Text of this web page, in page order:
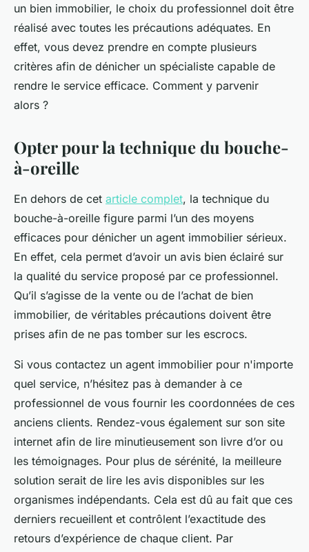
un bien immobilier, le choix du professionnel doit être
réalisé avec toutes les précautions adéquates. En
effet, vous devez prendre en compte plusieurs
critères afin de dénicher un spécialiste capable de
rendre le service efficace. Comment y parvenir
alors ?
Opter pour la technique du bouche-
à-oreille
En dehors de cet article complet, la technique du
bouche-à-oreille figure parmi l’un des moyens
efficaces pour dénicher un agent immobilier sérieux.
En effet, cela permet d’avoir un avis bien éclairé sur
la qualité du service proposé par ce professionnel.
Qu’il s’agisse de la vente ou de l’achat de bien
immobilier, de véritables précautions doivent être
prises afin de ne pas tomber sur les escrocs.
Si vous contactez un agent immobilier pour n'importe
quel service, n’hésitez pas à demander à ce
professionnel de vous fournir les coordonnées de ces
anciens clients. Rendez-vous également sur son site
internet afin de lire minutieusement son livre d’or ou
les témoignages. Pour plus de sérénité, la meilleure
solution serait de lire les avis disponibles sur les
organismes indépendants. Cela est dû au fait que ces
derniers recueillent et contrôlent l’exactitude des
retours d’expérience de chaque client. Par